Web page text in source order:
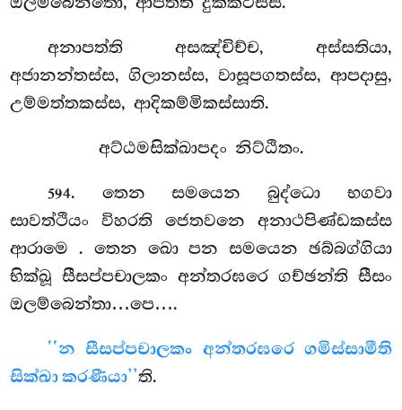
අනාපත්ති අසඤ්චිච්ච, අස්සතියා,
අජානන්තස්ස, ගිලානස්ස, වාසූපගතස්ස, ආපදාසු,
උම්මත්තකස්ස, ආදිකම්මිකස්සාති.
අට්ඨමසික්ඛාපදං නිට්ඨිතං.
594. තෙන සමයෙන බුද්ධො භගවා
සාවත්ථියං විහරති ජෙතවනෙ අනාථපිණ්ඩකස්ස
ආරාමෙ . තෙන ඛො පන සමයෙන ඡබ්බග්ගියා
භික්ඛූ සීසප්පචාලකං අන්තරඝරෙ ගච්ඡන්ති සීසං
ඔලම්බෙන්තා…පෙ….
‘‘න සීසප්පචාලකං අන්තරඝරෙ ගමිස්සාමීති
සික්ඛා කරණීයා’’ති.